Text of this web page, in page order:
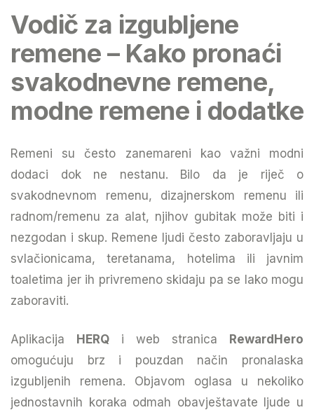
Vodič za izgubljene
remene – Kako pronaći
svakodnevne remene,
modne remene i dodatke
Remeni su često zanemareni kao važni modni
dodaci dok ne nestanu. Bilo da je riječ o
svakodnevnom remenu, dizajnerskom remenu ili
radnom/remenu za alat, njihov gubitak može biti i
nezgodan i skup. Remene ljudi često zaboravljaju u
svlačionicama, teretanama, hotelima ili javnim
toaletima jer ih privremeno skidaju pa se lako mogu
zaboraviti.
Aplikacija HERQ i web stranica RewardHero
omogućuju brz i pouzdan način pronalaska
izgubljenih remena. Objavom oglasa u nekoliko
jednostavnih koraka odmah obavještavate ljude u